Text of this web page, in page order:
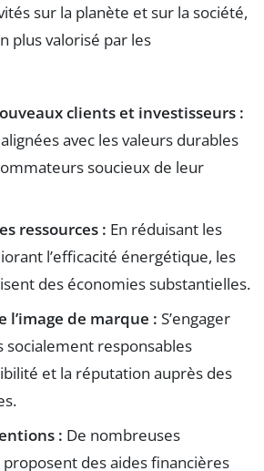
sur la planète et sur la société,
plus valorisé par les
clients et investisseurs :
avec les valeurs durables
soucieux de leur
ressources : En réduisant les
l’efficacité énergétique, les
des économies substantielles.
l’image de marque : S’engager
socialement responsables
et la réputation auprès des
: De nombreuses
des aides financières